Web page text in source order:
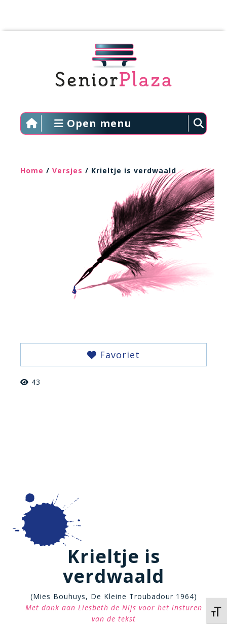
Open menu
Home / Versjes / Krieltje is verdwaald
Favoriet
43
Krieltje is
verdwaald
(Mies Bouhuys, De Kleine Troubadour 1964)
Met dank aan Liesbeth de Nijs voor het insturen
van de tekst